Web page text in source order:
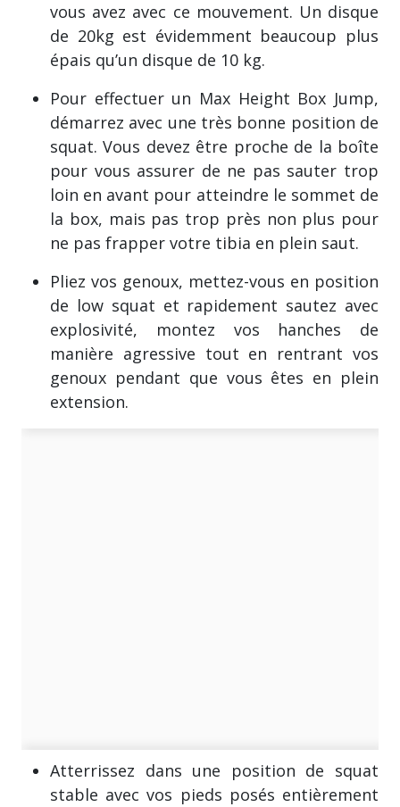
vous avez avec ce mouvement. Un disque
de 20kg est évidemment beaucoup plus
épais qu’un disque de 10 kg.
Pour effectuer un Max Height Box Jump,
démarrez avec une très bonne position de
squat. Vous devez être proche de la boîte
pour vous assurer de ne pas sauter trop
loin en avant pour atteindre le sommet de
la box, mais pas trop près non plus pour
ne pas frapper votre tibia en plein saut.
Pliez vos genoux, mettez-vous en position
de low squat et rapidement sautez avec
explosivité, montez vos hanches de
manière agressive tout en rentrant vos
genoux pendant que vous êtes en plein
extension.
Atterrissez dans une position de squat
stable avec vos pieds posés entièrement